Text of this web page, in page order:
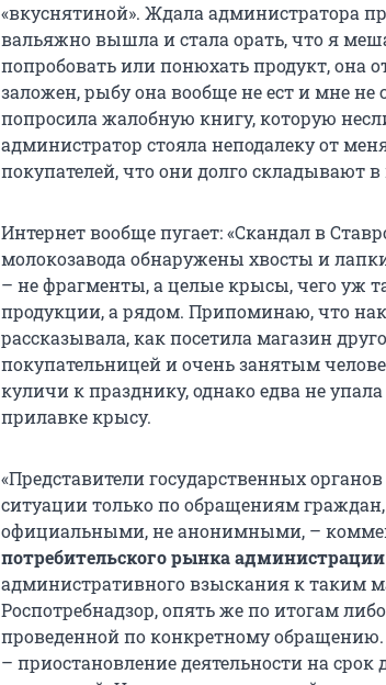
«вкуснятиной». Ждала администратора
вальяжно вышла и стала орать, что я
попробовать или понюхать продукт, она
заложен, рыбу она вообще не ест и мне не
попросила жалобную книгу, которую
администратор стояла неподалеку от
покупателей, что они долго складывают
Интернет вообще пугает: «Скандал в
молокозавода обнаружены хвосты и
– не фрагменты, а целые крысы, чего уж
продукции, а рядом. Припоминаю, что
рассказывала, как посетила магазин
покупательницей и очень занятым
куличи к празднику, однако едва не
прилавке крысу.
«Представители государственных
ситуации только по обращениям
официальными, не анонимными, –
потребительского рынка
административного взыскания к таким
Роспотребнадзор, опять же по итогам
проведенной по конкретному
– приостановление деятельности на срок